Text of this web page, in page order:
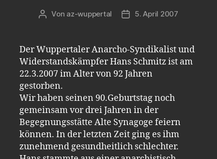
Beitragsautor
Von az-wuppertal Veröffentlichungsdatum
5. April 2007
Der Wuppertaler Anarcho-Syndikalist und
Widerstandskämpfer Hans Schmitz ist am
22.3.2007 im Alter von 92 Jahren
gestorben.
Wir haben seinen 90.Geburtstag noch
gemeinsam vor drei Jahren in der
Begegnungsstätte Alte Synagoge feiern
können. In der letzten Zeit ging es ihm
zunehmend gesundheitlich schlechter.